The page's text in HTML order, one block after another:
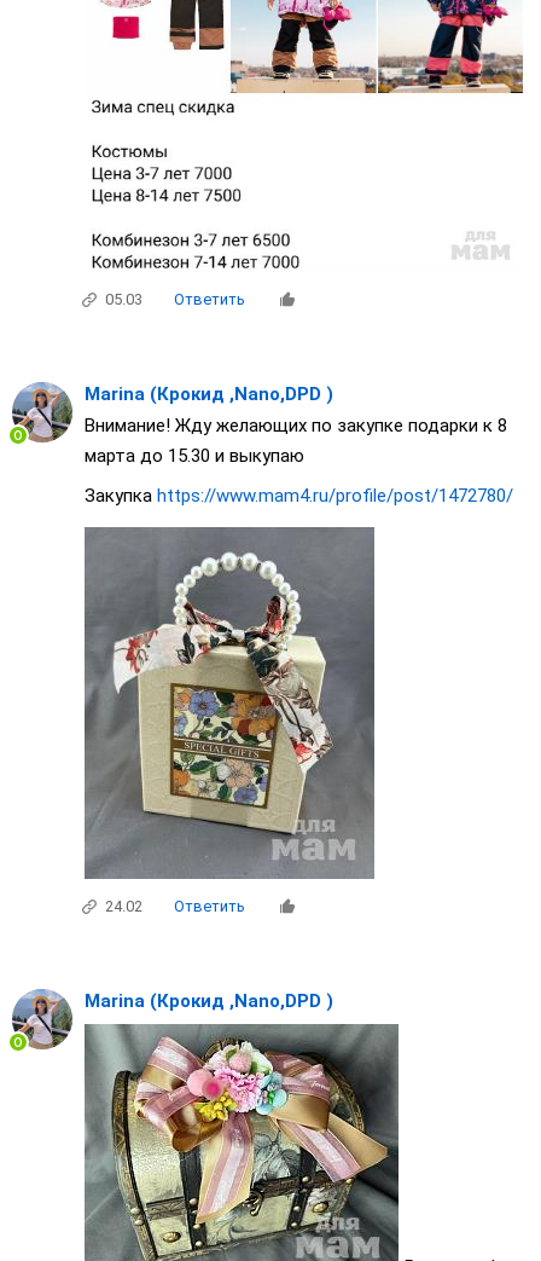
05.03 Ответить
Marina (Крокид ,Nano,DPD )
Внимание! Жду желающих по закупке подарки к 8
марта до 15.30 и выкупаю
Закупка https://www.mam4.ru/profile/post/1472780/
24.02 Ответить
Marina (Крокид ,Nano,DPD )